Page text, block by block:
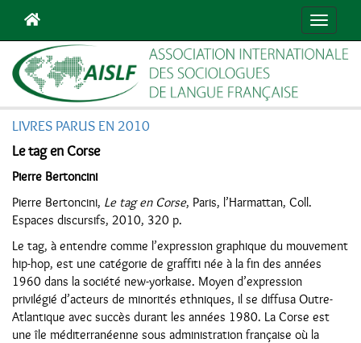
LIVRES PARUS EN 2010
Le tag en Corse
Pierre Bertoncini
Pierre Bertoncini, Le tag en Corse, Paris, l’Harmattan, Coll.
Espaces discursifs, 2010, 320 p.
Le tag, à entendre comme l’expression graphique du mouvement
hip-hop, est une catégorie de graffiti née à la fin des années
1960 dans la société new-yorkaise. Moyen d’expression
privilégié d’acteurs de minorités ethniques, il se diffusa Outre-
Atlantique avec succès durant les années 1980. La Corse est
une île méditerranéenne sous administration française où la